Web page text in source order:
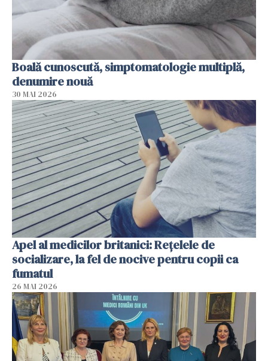
Boală cunoscută, simptomatologie multiplă,
denumire nouă
30 MAI 2026
Apel al medicilor britanici: Reţelele de
socializare, la fel de nocive pentru copii ca
fumatul
26 MAI 2026